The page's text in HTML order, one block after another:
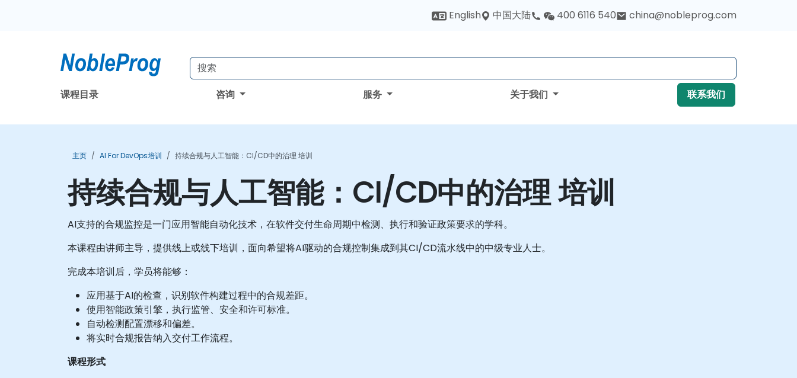
English 中国大陆 400 6116 540 china@nobleprog.com
课程目录 咨询 服务 关于我们 联系我们
主页 AI For DevOps培训 持续合规与人工智能：CI/CD中的治理 培训
持续合规与人工智能：CI/CD中的治理 培训
AI支持的合规监控是一门应用智能自动化技术，在软件交付生命周期中检测、执行和验证政策要求的学科。
本课程由讲师主导，提供线上或线下培训，面向希望将AI驱动的合规控制集成到其CI/CD流水线中的中级专业人士。
完成本培训后，学员将能够：
应用基于AI的检查，识别软件构建过程中的合规差距。
使用智能政策引擎，执行监管、安全和许可标准。
自动检测配置漂移和偏差。
将实时合规报告纳入交付工作流程。
课程形式